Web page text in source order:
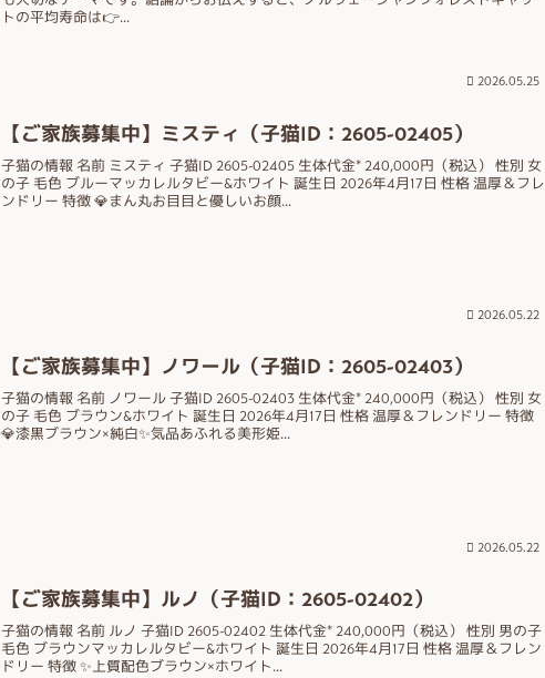
トの平均寿命は👉...
2026.05.25
【ご家族募集中】ミスティ（子猫ID：2605-02405）
子猫の情報 名前 ミスティ 子猫ID 2605-02405 生体代金* 240,000円（税込） 性別 女
の子 毛色 ブルーマッカレルタビー&ホワイト 誕生日 2026年4月17日 性格 温厚＆フレ
ンドリー 特徴 💎まん丸お目目と優しいお顔...
2026.05.22
【ご家族募集中】ノワール（子猫ID：2605-02403）
子猫の情報 名前 ノワール 子猫ID 2605-02403 生体代金* 240,000円（税込） 性別 女
の子 毛色 ブラウン&ホワイト 誕生日 2026年4月17日 性格 温厚＆フレンドリー 特徴
💎漆黒ブラウン×純白✨気品あふれる美形姫...
2026.05.22
【ご家族募集中】ルノ（子猫ID：2605-02402）
子猫の情報 名前 ルノ 子猫ID 2605-02402 生体代金* 240,000円（税込） 性別 男の子
毛色 ブラウンマッカレルタビー&ホワイト 誕生日 2026年4月17日 性格 温厚＆フレン
ドリー 特徴 ✨上質配色ブラウン×ホワイト...